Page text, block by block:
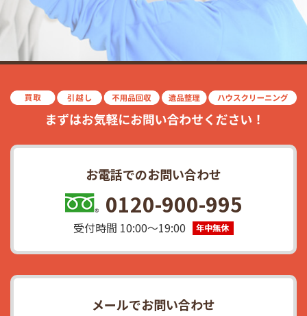
お電話でのお問い合わせ
0120-900-995
受付時間 10:00〜19:00
メールでお問い合わせ